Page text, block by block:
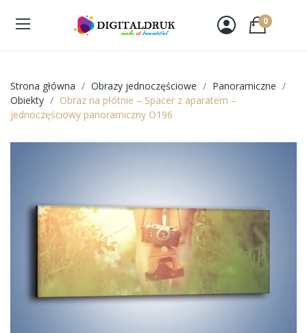
0
Strona główna Obrazy jednoczęściowe
Panoramiczne
Obiekty
Obraz na płótnie – Spacer z aparatem –
jednoczęściowy panoramiczny O196